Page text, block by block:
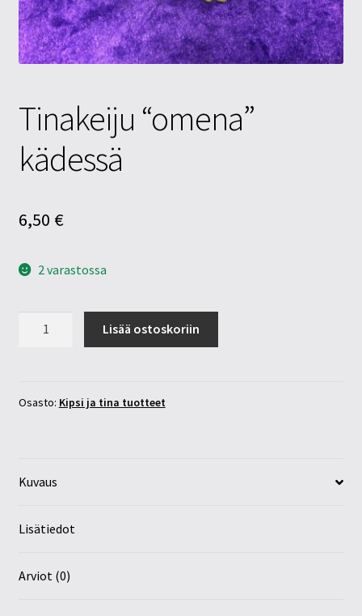
Tietosuojaseloste
Tuotteet
Tinakeiju “omena”
kädessä
6,50 €
2 varastossa
Lisää ostoskoriin
Osasto: Kipsi ja tina tuotteet
Kuvaus
Lisätiedot
Arviot (0)